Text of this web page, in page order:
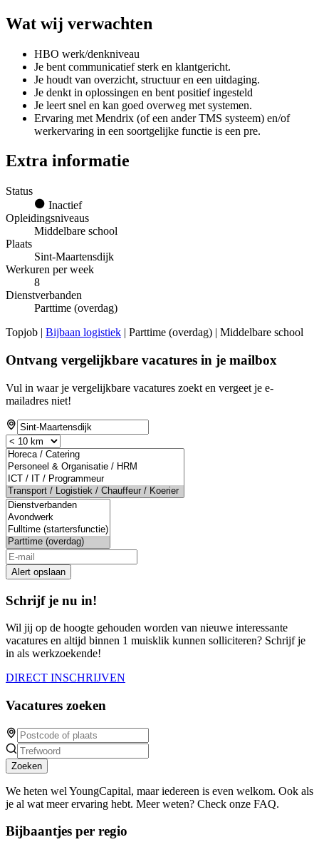
Wat wij verwachten
HBO werk/denkniveau
Je bent communicatief sterk en klantgericht.
Je houdt van overzicht, structuur en een uitdaging.
Je denkt in oplossingen en bent positief ingesteld
Je leert snel en kan goed overweg met systemen.
Ervaring met Mendrix (of een ander TMS systeem) en/of
werkervaring in een soortgelijke functie is een pre.
Extra informatie
Status
Inactief
Opleidingsniveaus
Middelbare school
Plaats
Sint-Maartensdijk
Werkuren per week
8
Dienstverbanden
Parttime (overdag)
Topjob | Bijbaan logistiek | Parttime (overdag) | Middelbare school
Ontvang vergelijkbare vacatures in je mailbox
Vul in waar je vergelijkbare vacatures zoekt en vergeet je e-
mailadres niet!
If
you
are
a
human,
ignore
this
field
Alert opslaan
Schrijf je nu in!
Wil jij op de hoogte gehouden worden van nieuwe interessante
vacatures en altijd binnen 1 muisklik kunnen solliciteren? Schrijf je
in als werkzoekende!
DIRECT INSCHRIJVEN
Vacatures zoeken
Zoeken
We heten wel YoungCapital, maar iedereen is even welkom. Ook als
je al wat meer ervaring hebt. Meer weten? Check onze FAQ.
Bijbaantjes per regio